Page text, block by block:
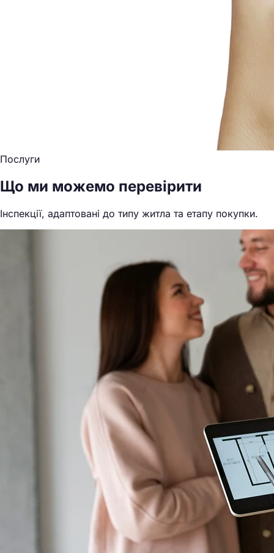
Послуги
Що ми можемо перевірити
Інспекції, адаптовані до типу житла та етапу покупки.